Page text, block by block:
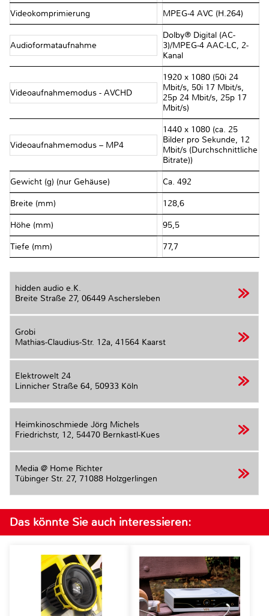
Videokomprimierung MPEG-4 AVC (H.264)
Audioformataufnahme
Dolby® Digital (AC-
3)/MPEG-4 AAC-LC, 2-
Kanal
Videoaufnahmemodus - AVCHD
1920 x 1080 (50i 24
Mbit/s, 50i 17 Mbit/s,
25p 24 Mbit/s, 25p 17
Mbit/s)
Videoaufnahmemodus – MP4
1440 x 1080 (ca. 25
Bilder pro Sekunde, 12
Mbit/s (Durchschnittliche
Bitrate))
Gewicht (g) (nur Gehäuse) Ca. 492
Breite (mm) 128,6
Höhe (mm) 95,5
Tiefe (mm) 77,7
hidden audio e.K.
Breite Straße 27, 06449 Aschersleben
Grobi
Mathias-Claudius-Str. 12a, 41564 Kaarst
Elektrowelt 24
Linnicher Straße 64, 50933 Köln
Heimkinoschmiede Jörg Michels
Friedrichstr, 12, 54470 Bernkastl-Kues
Media @ Home Richter
Tübinger Str. 27, 71088 Holzgerlingen
Das könnte Sie auch interessieren: